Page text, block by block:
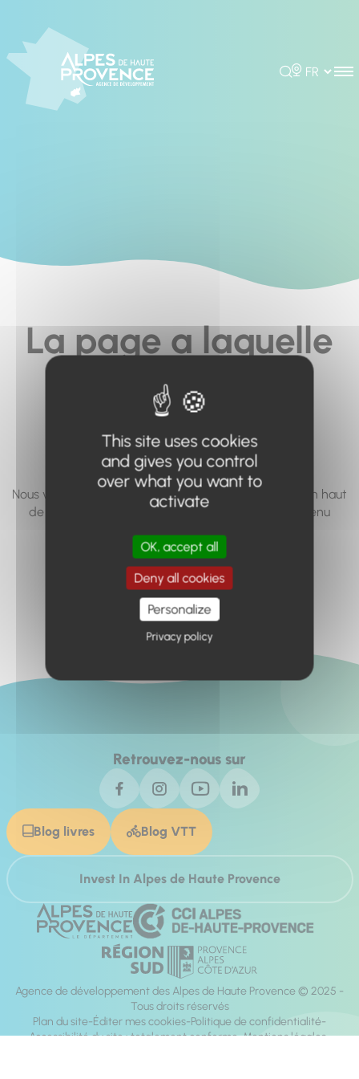
Rechercher
Choisir la
La page a laquelle
vous cherchez à
accéder n'existe
pas... ou plus.
Nous vous invitons à utiliser le moteur de recherche en haut
de page, ou à utiliser le menu pour trouver le contenu
Retour à l'accueil
Retrouvez-nous sur
Blog livres Blog VTT
Invest In Alpes de Haute Provence
Agence de développement des Alpes de Haute Provence © 2025 -
Tous droits réservés
Plan du site Éditer mes cookies Politique de confidentialité
Accessibilité du site : totalement conforme Mentions légales
This site uses cookies
and gives you control
over what you want to
activate
OK, accept all
Deny all cookies
Personalize
Privacy policy